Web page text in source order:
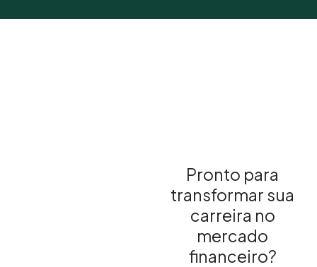
Pronto para
transformar sua
carreira no
mercado
financeiro?